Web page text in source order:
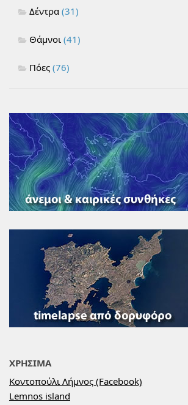
Δέντρα (31)
Θάμνοι (41)
Πόες (76)
ΧΡΗΣΙΜΑ
Κοντοπούλι Λήμνος (Facebook)
Lemnos island